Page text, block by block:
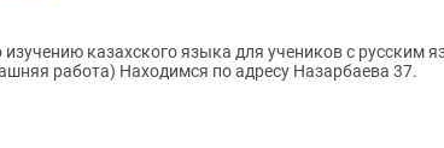
изучению казахского языка для учеников с русским
работа) Находимся по адресу Назарбаева 37.